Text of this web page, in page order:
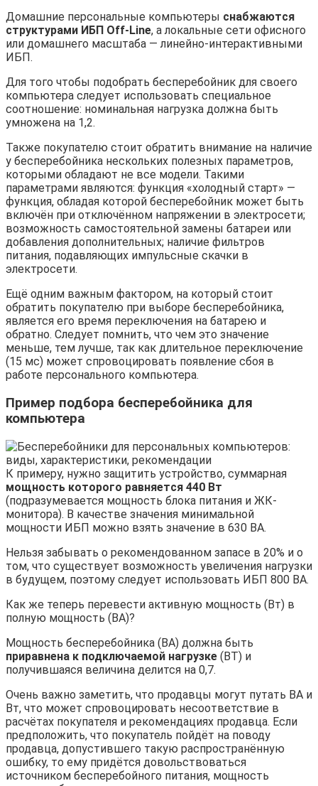
Домашние персональные компьютеры снабжаются
структурами ИБП Off-Line, а локальные сети офисного
или домашнего масштаба — линейно-интерактивными
ИБП.
Для того чтобы подобрать бесперебойник для своего
компьютера следует использовать специальное
соотношение: номинальная нагрузка должна быть
умножена на 1,2.
Также покупателю стоит обратить внимание на наличие
у бесперебойника нескольких полезных параметров,
которыми обладают не все модели. Такими
параметрами являются: функция «холодный старт» —
функция, обладая которой бесперебойник может быть
включён при отключённом напряжении в электросети;
возможность самостоятельной замены батареи или
добавления дополнительных; наличие фильтров
питания, подавляющих импульсные скачки в
электросети.
Ещё одним важным фактором, на который стоит
обратить покупателю при выборе бесперебойника,
является его время переключения на батарею и
обратно. Следует помнить, что чем это значение
меньше, тем лучше, так как длительное переключение
(15 мс) может спровоцировать появление сбоя в
работе персонального компьютера.
Пример подбора бесперебойника для
компьютера
К примеру, нужно защитить устройство, суммарная
мощность которого равняется 440 Вт
(подразумевается мощность блока питания и ЖК-
монитора). В качестве значения минимальной
мощности ИБП можно взять значение в 630 ВА.
Нельзя забывать о рекомендованном запасе в 20% и о
том, что существует возможность увеличения нагрузки
в будущем, поэтому следует использовать ИБП 800 ВА.
Как же теперь перевести активную мощность (Вт) в
полную мощность (ВА)?
Мощность бесперебойника (ВА) должна быть
приравнена к подключаемой нагрузке (ВТ) и
получившаяся величина делится на 0,7.
Очень важно заметить, что продавцы могут путать ВА и
Вт, что может спровоцировать несоответствие в
расчётах покупателя и рекомендациях продавца. Если
предположить, что покупатель пойдёт на поводу
продавца, допустившего такую распространённую
ошибку, то ему придётся довольствоваться
источником бесперебойного питания, мощность